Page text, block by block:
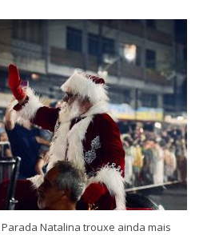
Natalina trouxe ainda mais